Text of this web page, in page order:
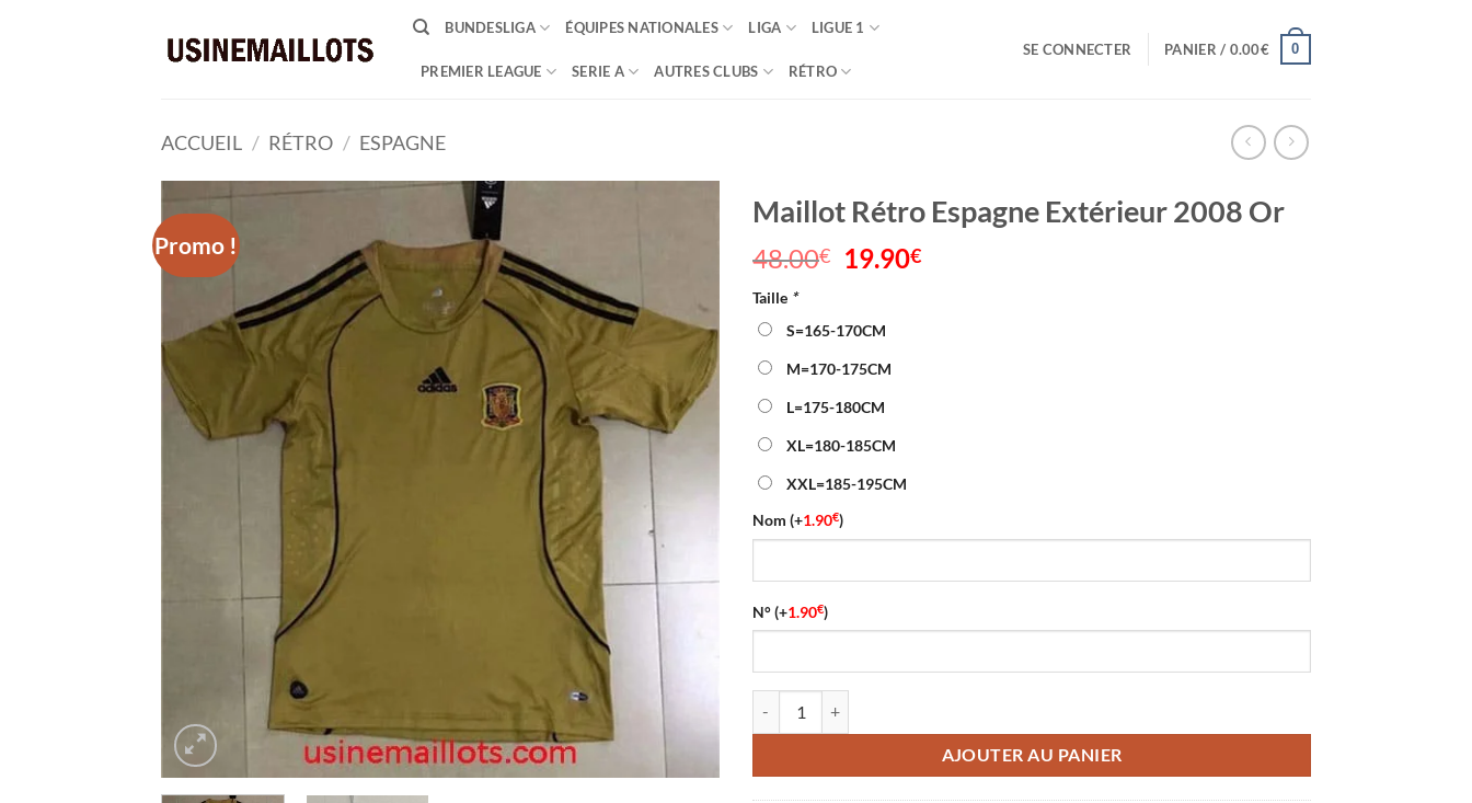
BUNDESLIGA ÉQUIPES NATIONALES LIGA LIGUE 1
PREMIER LEAGUE SERIE A AUTRES CLUBS RÉTRO
SE CONNECTER PANIER / 0.00€ 0
ACCUEIL / RÉTRO / ESPAGNE
Promo !
Maillot Rétro Espagne Extérieur 2008 Or
48.00€
Le
était :
48.00€.
19.90€
Taille *
S=165-170CM
M=170-175CM
L=175-180CM
XL=180-185CM
XXL=185-195CM
Nom (+1.90€)
N°(+1.90€)
quantité de Maillot Rétro Espagne Extérieur 2008 Or
AJOUTER AU PANIER